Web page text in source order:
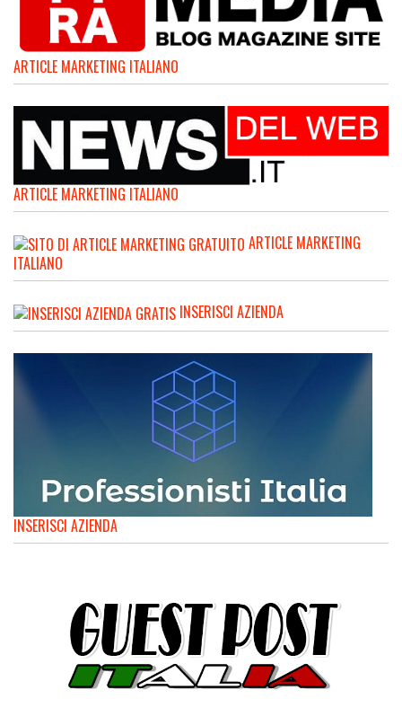
ARTICLE MARKETING ITALIANO
ARTICLE MARKETING ITALIANO
ARTICLE MARKETING
ITALIANO
INSERISCI AZIENDA
INSERISCI AZIENDA